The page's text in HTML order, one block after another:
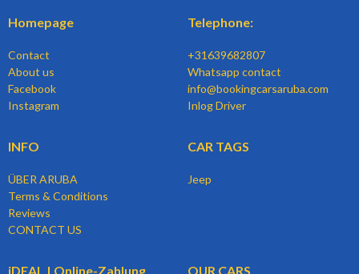
Homepage
Contact
About us
Facebook
Instagram
Telephone:
+31639682807
Whatsapp contact
info@bookingcarsaruba.com
Inlog Driver
INFO
ÜBER ARUBA
Terms & Conditions
Reviews
CONTACT US
CAR TAGS
Jeep
iDEAL | Online-Zahlung OUR CARS